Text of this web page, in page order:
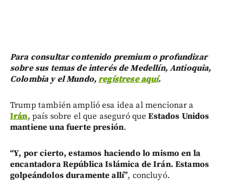
Para consultar contenido premium o profundizar
sobre sus temas de interés de Medellín, Antioquia,
Colombia y el Mundo,regístrese aquí.
Trump también amplió esa idea al mencionar a
Irán, país sobre el que aseguró queEstados Unidos
mantiene una fuerte presión.
“Y, por cierto, estamos haciendo lo mismo en la
encantadora República Islámica de Irán. Estamos
golpeándolos duramente allí”, concluyó.